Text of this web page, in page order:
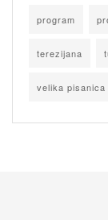
program
terezijana
velika pisanica